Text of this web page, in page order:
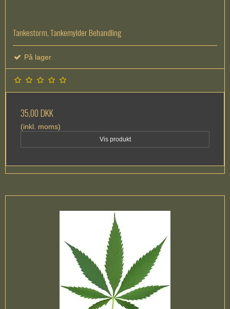
Tankestorm, Tankemylder Behandling
På lager
35,00 DKK
(inkl. moms)
Vis produkt